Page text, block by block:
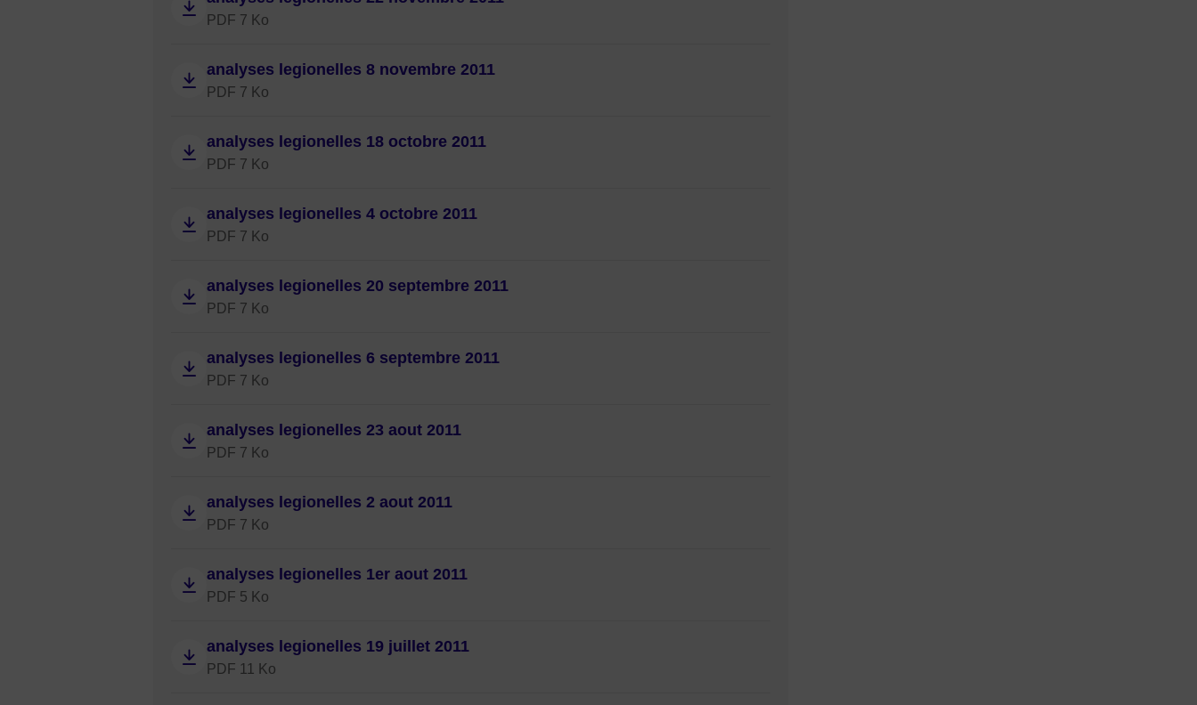
PDF 7 Ko
analyses legionelles 8 novembre 2011
PDF 7 Ko
analyses legionelles 18 octobre 2011
PDF 7 Ko
analyses legionelles 4 octobre 2011
PDF 7 Ko
analyses legionelles 20 septembre 2011
PDF 7 Ko
analyses legionelles 6 septembre 2011
PDF 7 Ko
analyses legionelles 23 aout 2011
PDF 7 Ko
analyses legionelles 2 aout 2011
PDF 7 Ko
analyses legionelles 1er aout 2011
PDF 5 Ko
analyses legionelles 19 juillet 2011
PDF 11 Ko